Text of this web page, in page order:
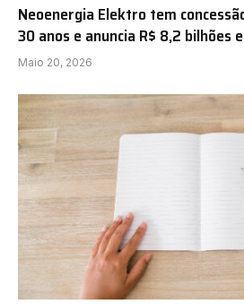
Neoenergia Elektro tem
30 anos e anuncia R$ 8,2 bilhões
Maio 20, 2026